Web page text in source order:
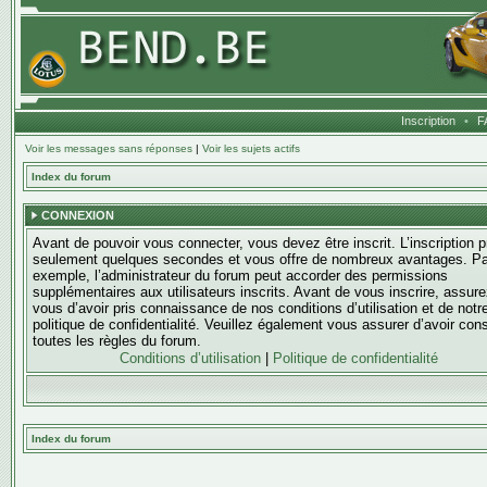
Inscription •
Voir les messages sans réponses | Voir les sujets actifs
Index du forum
CONNEXION
Avant de pouvoir vous connecter, vous devez être inscrit. L’inscription
seulement quelques secondes et vous offre de nombreux avantages.
exemple, l’administrateur du forum peut accorder des permissions
supplémentaires aux utilisateurs inscrits. Avant de vous inscrire,
vous d’avoir pris connaissance de nos conditions d’utilisation et de
politique de confidentialité. Veuillez également vous assurer d’avoir
toutes les règles du forum.
Conditions d’utilisation
Politique de confidentialité
Index du forum